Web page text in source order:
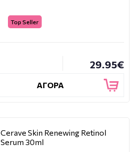
Top Seller
29.95€
ΑΓΟΡΑ
Cerave Skin Renewing Retinol
Serum 30ml